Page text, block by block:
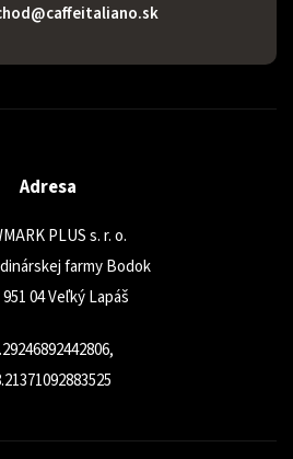
Adresa
PLUS s. r. o.
farmy Bodok
951 04 Veľký Lapáš